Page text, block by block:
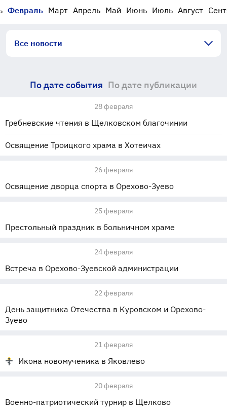
Февраль Март Апрель Май Июнь Июль Август
Все новости
По дате события По дате публикации
28 февраля
Гребневские чтения в Щелковском благочинии
Освящение Троицкого храма в Хотеичах
26 февраля
Освящение дворца спорта в Орехово-Зуево
25 февраля
Престольный праздник в больничном храме
24 февраля
Встреча в Орехово-Зуевской администрации
22 февраля
День защитника Отечества в Куровском и Орехово-
Зуево
21 февраля
Икона новомученика в Яковлево
20 февраля
Военно-патриотический турнир в Щелково